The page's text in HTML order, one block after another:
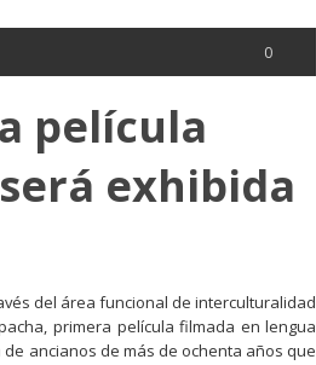
0
película
exhibida
del área funcional de interculturalidad
primera película filmada en lengua
ancianos de más de ochenta años que